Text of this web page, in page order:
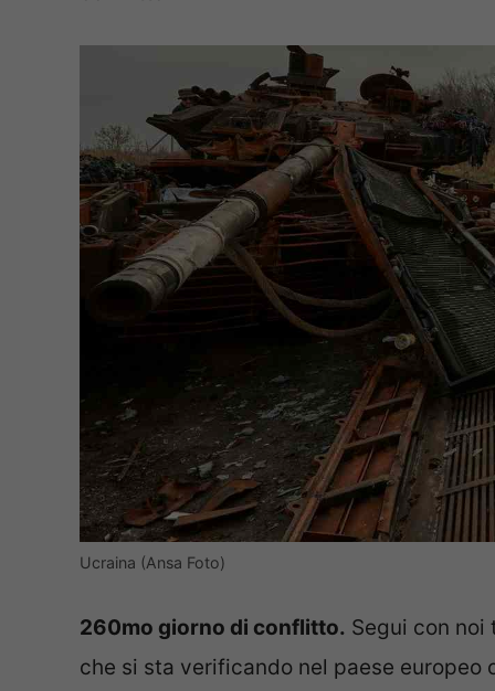
Ucraina (Ansa Foto)
260mo giorno di conflitto. Segui con
che si sta verificando nel paese europeo